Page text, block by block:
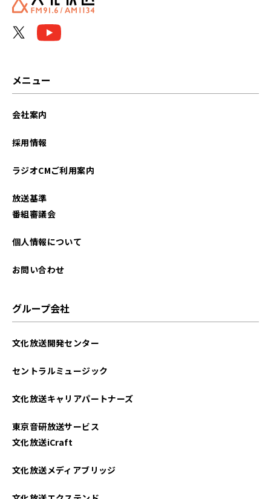
メニュー
会社案内
採用情報
ラジオCMご利用案内
放送基準
番組審議会
個人情報について
お問い合わせ
グループ会社
文化放送開発センター
セントラルミュージック
文化放送キャリアパートナーズ
東京音研放送サービス
文化放送iCraft
文化放送メディアブリッジ